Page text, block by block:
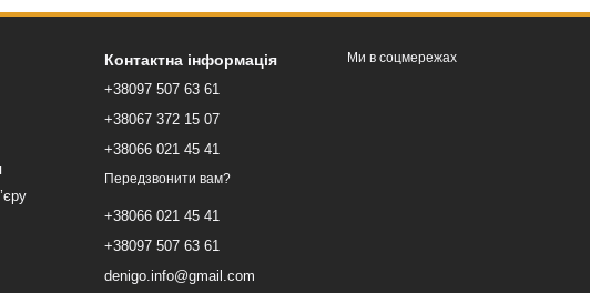
Контактна інформація
+38097 507 63 61
+38067 372 15 07
+38066 021 45 41
Передзвонити вам?
+38066 021 45 41
+38097 507 63 61
denigo.info@gmail.com
Ми в соцмережах